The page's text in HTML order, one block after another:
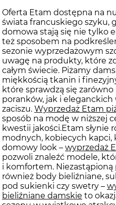
Oferta Etam dostępna na
świata francuskiego szyku,
domowa stają się nie tylko
też sposobem na
sezonie wyprzedażowym
uwagę na produkty, które
całym świecie. Piżamy
miękkością tkanin i
które sprawdzą się
poranków, jak i
zaciszu. Wyprzedaż Etam
sposób na modę w niższej
kwestii jakości.Etam słynie
modnych, kobiecych kapci,
domowy look – wyprzedaż
pozwoli znaleźć modele,
i komfortem. Niezastąpioną
również body bieliźniane,
pod sukienki czy swetry –
bieliźniane damskie to